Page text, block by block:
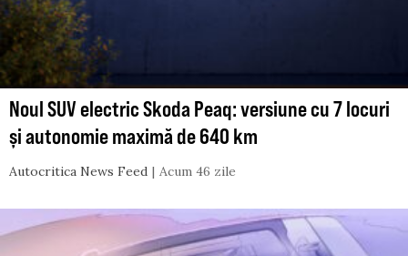
Noul SUV electric Skoda Peaq: versiune cu 7 locuri
și autonomie maximă de 640 km
Autocritica News Feed Acum 46 zile